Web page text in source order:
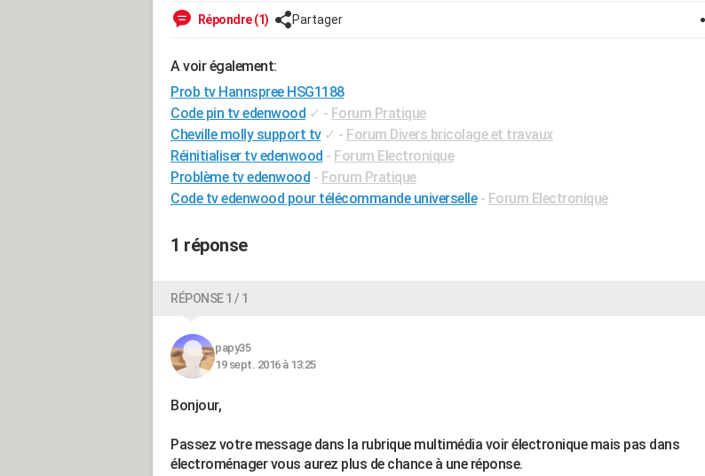
Répondre (1) Partager
A voir également:
Prob tv Hannspree HSG1188
Code pin tv edenwood ✓ - Forum Pratique
Cheville molly support tv ✓ - Forum Divers bricolage et travaux
Réinitialiser tv edenwood - Forum Electronique
Problème tv edenwood - Forum Pratique
Code tv edenwood pour télécommande universelle - Forum Electronique
1 réponse
RÉPONSE 1 / 1
papy35
19 sept. 2016 à 13:25
Bonjour,
Passez votre message dans la rubrique multimédia voir électronique mais pas dans
électroménager vous aurez plus de chance à une réponse.